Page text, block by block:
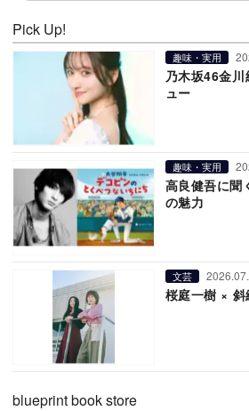
Pick Up!
趣味・実用
乃木坂46金
ュー
趣味・実用
高良健吾に聞
の魅力
文芸
桜庭一樹 × 斜
blueprint book store